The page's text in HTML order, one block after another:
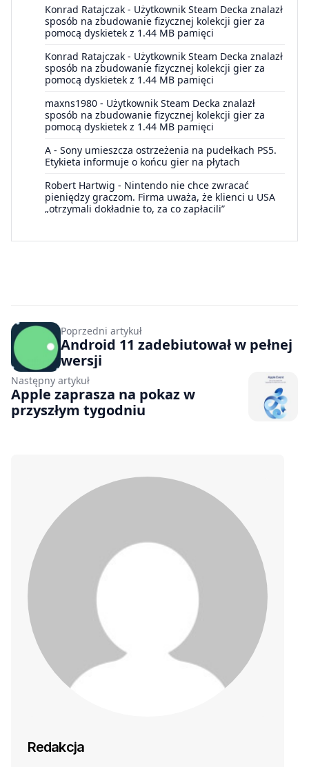
Konrad Ratajczak - Użytkownik Steam Decka znalazł
sposób na zbudowanie fizycznej kolekcji gier za
pomocą dyskietek z 1.44 MB pamięci
Konrad Ratajczak - Użytkownik Steam Decka znalazł
sposób na zbudowanie fizycznej kolekcji gier za
pomocą dyskietek z 1.44 MB pamięci
maxns1980 - Użytkownik Steam Decka znalazł
sposób na zbudowanie fizycznej kolekcji gier za
pomocą dyskietek z 1.44 MB pamięci
A - Sony umieszcza ostrzeżenia na pudełkach PS5.
Etykieta informuje o końcu gier na płytach
Robert Hartwig - Nintendo nie chce zwracać
pieniędzy graczom. Firma uważa, że klienci u USA
„otrzymali dokładnie to, za co zapłacili”
Poprzedni artykuł
Android 11 zadebiutował w pełnej
wersji
Następny artykuł
Apple zaprasza na pokaz w
przyszłym tygodniu
Redakcja